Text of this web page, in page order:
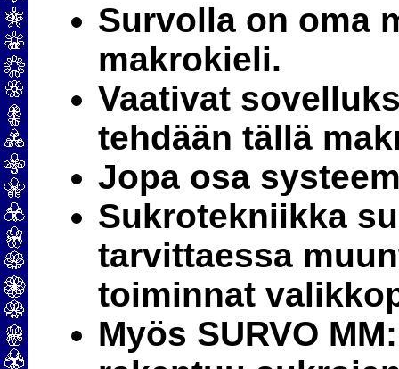
Survolla on oma
makrokieli.
Vaativat
tehdään tällä
Jopa osa
Sukrotekniikka
tarvittaessa
toiminnat
Myös SURVO